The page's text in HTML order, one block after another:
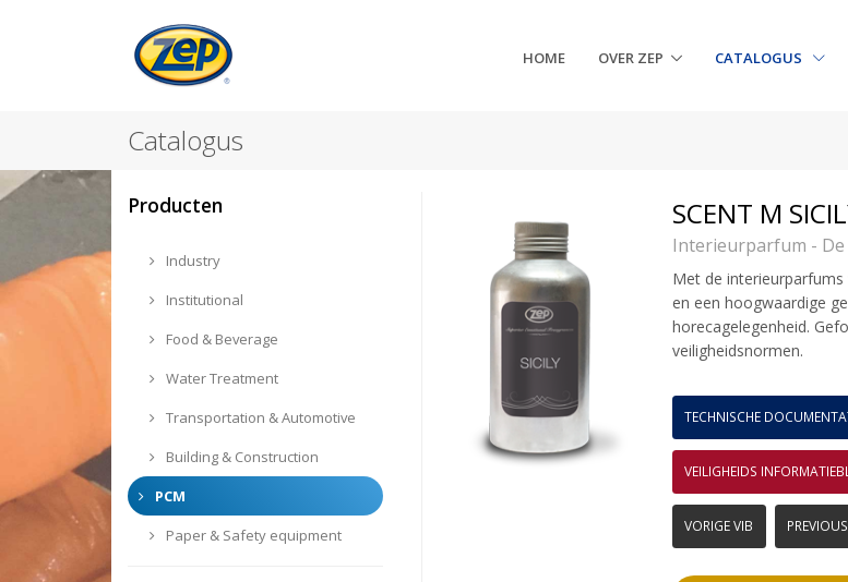
HOME OVER ZEP CATALOGUS
Catalogus
SCENT M
Interieurparfum - De
Met de
en een hoogwaardige
horecagelegenheid.
veiligheidsnormen.
TECHNISCHE
VEILIGHEIDS
VORIGE VIB
Producten
Industry
Institutional
Food & Beverage
Water Treatment
Transportation & Automotive
Building & Construction
PCM
Paper & Safety equipment